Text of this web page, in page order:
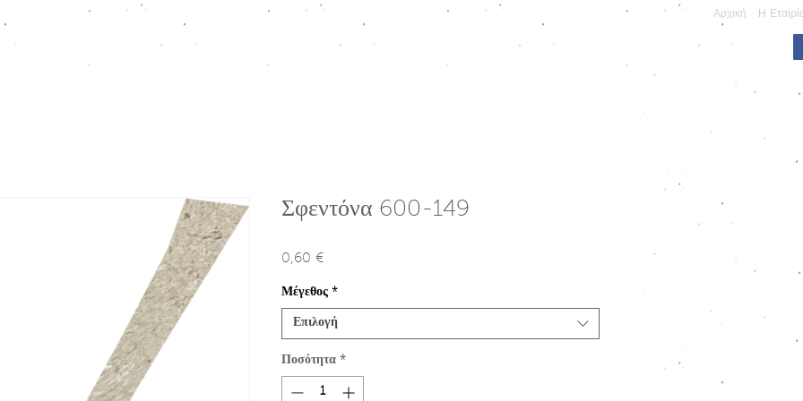
Αρχική Η
Σφεντόνα 600-149
0,60 €Τιμή
Μέγεθος *
Επιλογή
Ποσότητα *